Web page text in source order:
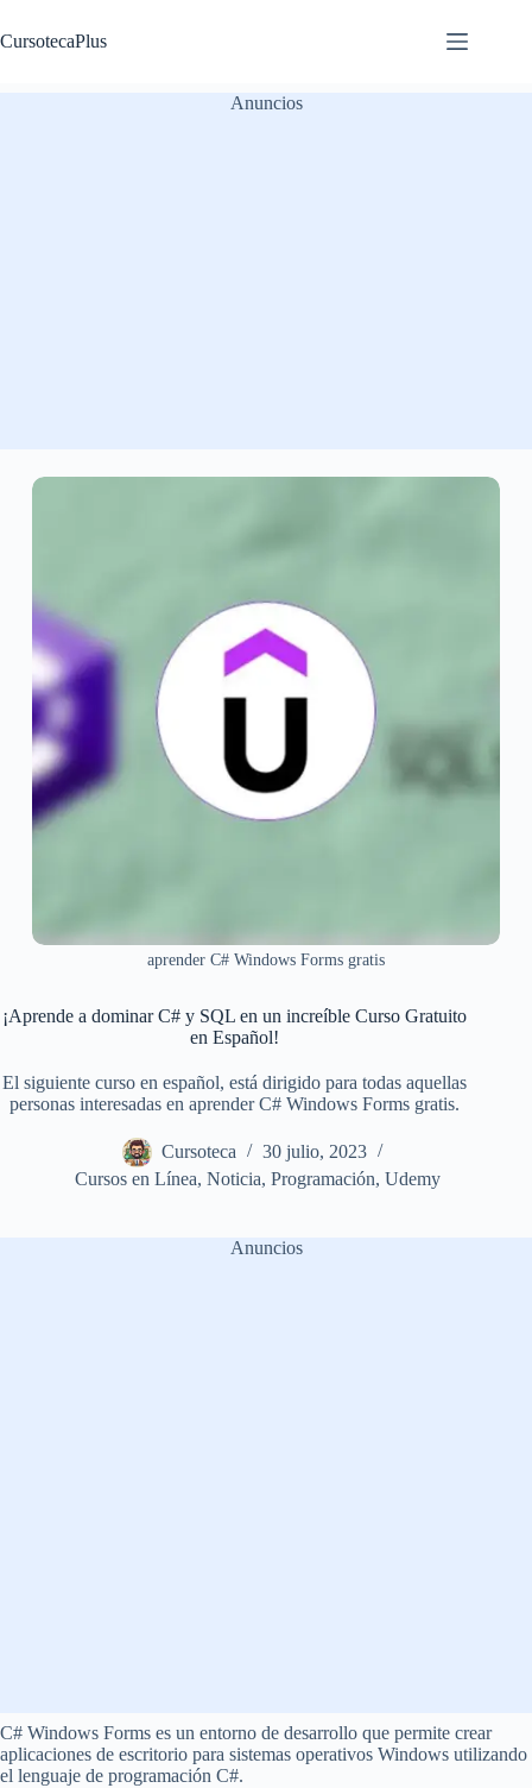
al
contenido
CursotecaPlus
Anuncios
aprender C# Windows Forms gratis
¡Aprende a dominar C# y SQL en un increíble Curso Gratuito
en Español!
El siguiente curso en español, está dirigido para todas aquellas
personas interesadas en aprender C# Windows Forms gratis.
Cursoteca
30 julio, 2023
Cursos en Línea,Noticia,Programación,Udemy
Anuncios
C# Windows Forms es un entorno de desarrollo que permite crear
aplicaciones de escritorio para sistemas operativos Windows utilizando
el lenguaje de programación C#.